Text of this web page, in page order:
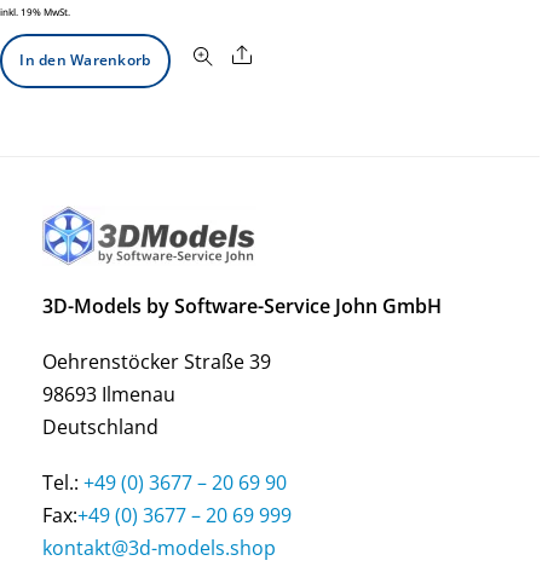
inkl. 19% MwSt.
In den Warenkorb Share
3D-Models by Software-Service John GmbH
Oehrenstöcker Straße 39
98693 Ilmenau
Deutschland
Tel.: +49 (0) 3677 – 20 69 90
Fax:+49 (0) 3677 – 20 69 999
kontakt@3d-models.shop